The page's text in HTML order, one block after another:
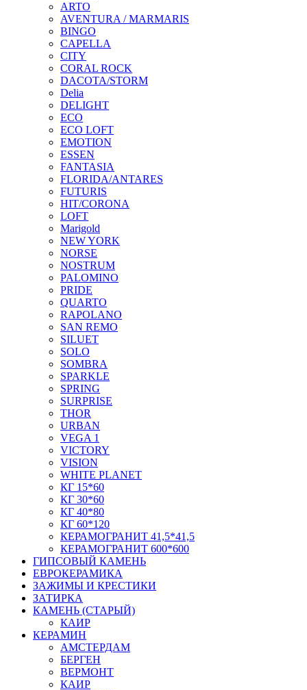
ARTO
AVENTURA / MARMARIS
BINGO
CAPELLA
CITY
CORAL ROCK
DACOTA/STORM
Delia
DELIGHT
ECO
ECO LOFT
EMOTION
ESSEN
FANTASIA
FLORIDA/ANTARES
FUTURIS
HIT/CORONA
LOFT
Marigold
NEW YORK
NORSE
NOSTRUM
PALOMINO
PRIDE
QUARTO
RAPOLANO
SAN REMO
SILUET
SOLO
SOMBRA
SPARKLE
SPRING
SURPRISE
THOR
URBAN
VEGA 1
VICTORY
VISION
WHITE PLANET
КГ 15*60
КГ 30*60
КГ 40*80
КГ 60*120
КЕРАМОГРАНИТ 41,5*41,5
КЕРАМОГРАНИТ 600*600
ГИПСОВЫЙ КАМЕНЬ
ЕВРОКЕРАМИКА
ЗАЖИМЫ И КРЕСТИКИ
ЗАТИРКА
КАМЕНЬ (СТАРЫЙ)
КАИР
КЕРАМИН
АМСТЕРДАМ
БЕРГЕН
ВЕРМОНТ
КАИР